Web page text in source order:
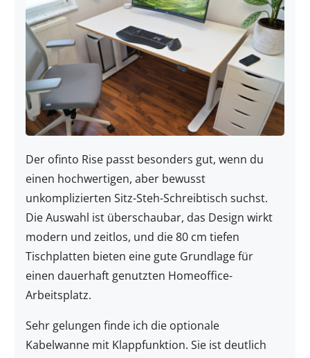
Der ofinto Rise passt besonders gut, wenn du
einen hochwertigen, aber bewusst
unkomplizierten Sitz-Steh-Schreibtisch suchst.
Die Auswahl ist überschaubar, das Design wirkt
modern und zeitlos, und die 80 cm tiefen
Tischplatten bieten eine gute Grundlage für
einen dauerhaft genutzten Homeoffice-
Arbeitsplatz.
Sehr gelungen finde ich die optionale
Kabelwanne mit Klappfunktion. Sie ist deutlich